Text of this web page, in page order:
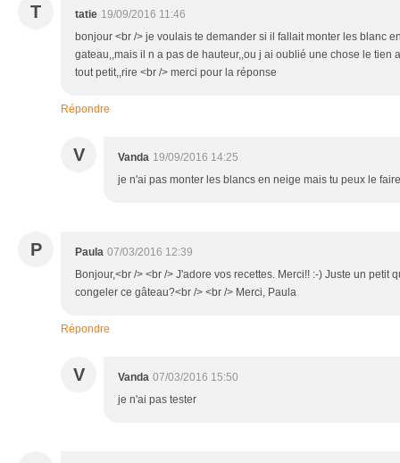
T tatie 19/09/2016 11:46
bonjour <br /> je voulais te demander si il fallait monter les blanc
gateau,,mais il n a pas de hauteur,,ou j ai oublié une chose le tien
tout petit,,rire <br /> merci pour la réponse
Répondre
V Vanda 19/09/2016 14:25
je n'ai pas monter les blancs en neige mais tu peux le
P Paula 07/03/2016 12:39
Bonjour,<br /> <br /> J'adore vos recettes. Merci!! :-) Juste un petit
congeler ce gâteau?<br /> <br /> Merci, Paula
Répondre
V Vanda 07/03/2016 15:50
je n'ai pas tester